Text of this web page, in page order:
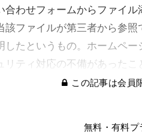
合わせフォームからファイ
該ファイルが第三者から参照
したというもの。ホームペ
リティ対応の不備があったこ
この記事は会員
無料・有料プ